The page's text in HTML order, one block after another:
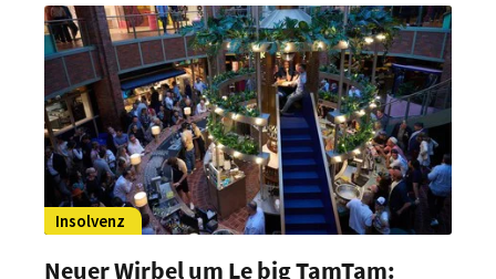
Insolvenz
Neuer Wirbel um Le big TamTam: